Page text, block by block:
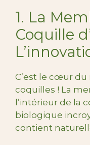
1. La
Coquille
C’est le cœur du
coquilles ! La
l’intérieur de la
biologique
contient